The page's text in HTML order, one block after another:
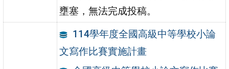
壅塞，無法完成投稿。
114學年度全國高級中等學校小論
文寫作比賽實施計畫